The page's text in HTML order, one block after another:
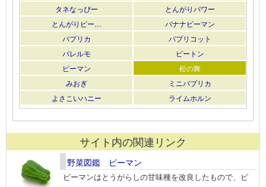
タネなっぴー
とんがりパワー
とんがりピー…
バナナピーマン
パプリカ
パプリコット
パレルモ
ピートン
ピーマン
松の舞
みおぎ
ミニパプリカ
よさこいハニー
ライムホルン
サイト内の関連リンク
野菜図鑑 ピーマン
ピーマンはとうがらしの甘味種を改良したもので、ピ